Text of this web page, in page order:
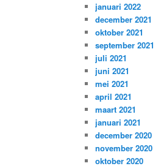
januari 2022
december 2021
oktober 2021
september 2021
juli 2021
juni 2021
mei 2021
april 2021
maart 2021
januari 2021
december 2020
november 2020
oktober 2020